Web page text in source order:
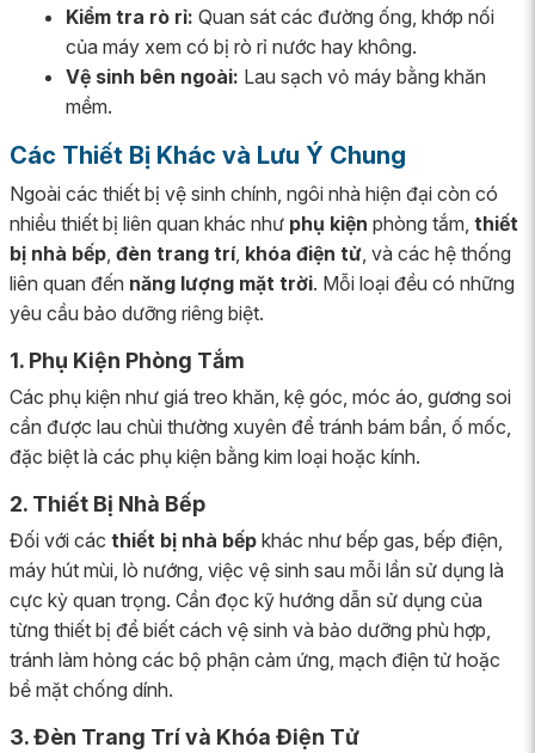
Kiểm tra rò rỉ: Quan sát các đường ống, khớp nối
của máy xem có bị rò rỉ nước hay không.
Vệ sinh bên ngoài: Lau sạch vỏ máy bằng khăn
mềm.
Các Thiết Bị Khác và Lưu Ý Chung
Ngoài các thiết bị vệ sinh chính, ngôi nhà hiện đại còn có
nhiều thiết bị liên quan khác như phụ kiện phòng tắm, thiết
bị nhà bếp đèn trang trí, khóa điện tử , và các hệ thống
liên quan đến năng lượng mặt trời. Mỗi loại đều có những
yêu cầu bảo dưỡng riêng biệt.
1. Phụ Kiện Phòng Tắm
Các phụ kiện như giá treo khăn, kệ góc, móc áo, gương soi
cần được lau chùi thường xuyên để tránh bám bẩn, ố mốc,
đặc biệt là các phụ kiện bằng kim loại hoặc kính.
2. Thiết Bị Nhà Bếp
Đối với các thiết bị nhà bếp khác như bếp gas, bếp điện,
máy hút mùi, lò nướng, việc vệ sinh sau mỗi lần sử dụng là
cực kỳ quan trọng. Cần đọc kỹ hướng dẫn sử dụng của
từng thiết bị để biết cách vệ sinh và bảo dưỡng phù hợp,
tránh làm hỏng các bộ phận cảm ứng, mạch điện tử hoặc
bề mặt chống dính.
3. Đèn Trang Trí và Khóa Điện Tử